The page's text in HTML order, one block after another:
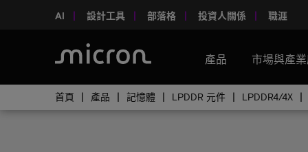
AI 設計工具 部落格 投資人關係 職涯
產品 市場與產
首頁 產品 記憶體 LPDDR 元件 LPDDR4/4X